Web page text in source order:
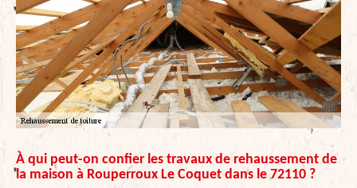
À qui peut-on confier les travaux de rehaussement de
la maison à Rouperroux Le Coquet dans le 72110 ?